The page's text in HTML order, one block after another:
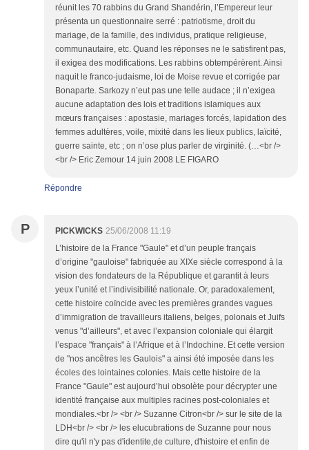
réunit les 70 rabbins du Grand Shandérin, l’Empereur leur
présenta un questionnaire serré : patriotisme, droit du
mariage, de la famille, des individus, pratique religieuse,
communautaire, etc. Quand les réponses ne le satisfirent pas,
il exigea des modifications. Les rabbins obtempérèrent. Ainsi
naquit le franco-judaisme, loi de Moise revue et corrigée par
Bonaparte. Sarkozy n’eut pas une telle audace ; il n’exigea
aucune adaptation des lois et traditions islamiques aux
mœurs françaises : apostasie, mariages forcés, lapidation des
femmes adultères, voile, mixité dans les lieux publics, laïcité,
guerre sainte, etc ; on n’ose plus parler de virginité. (…<br />
<br /> Eric Zemour 14 juin 2008 LE FIGARO
Répondre
P PICKWICKS 25/06/2008 11:19
L’histoire de la France "Gaule" et d’un peuple français
d’origine "gauloise" fabriquée au XIXe siècle correspond à la
vision des fondateurs de la République et garantit à leurs
yeux l’unité et l’indivisibilité nationale. Or, paradoxalement,
cette histoire coïncide avec les premières grandes vagues
d’immigration de travailleurs italiens, belges, polonais et Juifs
venus "d’ailleurs", et avec l’expansion coloniale qui élargit
l’espace "français" à l’Afrique et à l’Indochine. Et cette version
de "nos ancêtres les Gaulois" a ainsi été imposée dans les
écoles des lointaines colonies. Mais cette histoire de la
France "Gaule" est aujourd’hui obsolète pour décrypter une
identité française aux multiples racines post-coloniales et
mondiales.<br /> <br /> Suzanne Citron<br /> sur le site de la
LDH<br /> <br /> les elucubrations de Suzanne pour nous
dire qu'il n'y pas d'identite,de culture, d'histoire et enfin de